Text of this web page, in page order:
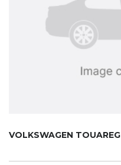
VOLKSWAGEN TOUAREG